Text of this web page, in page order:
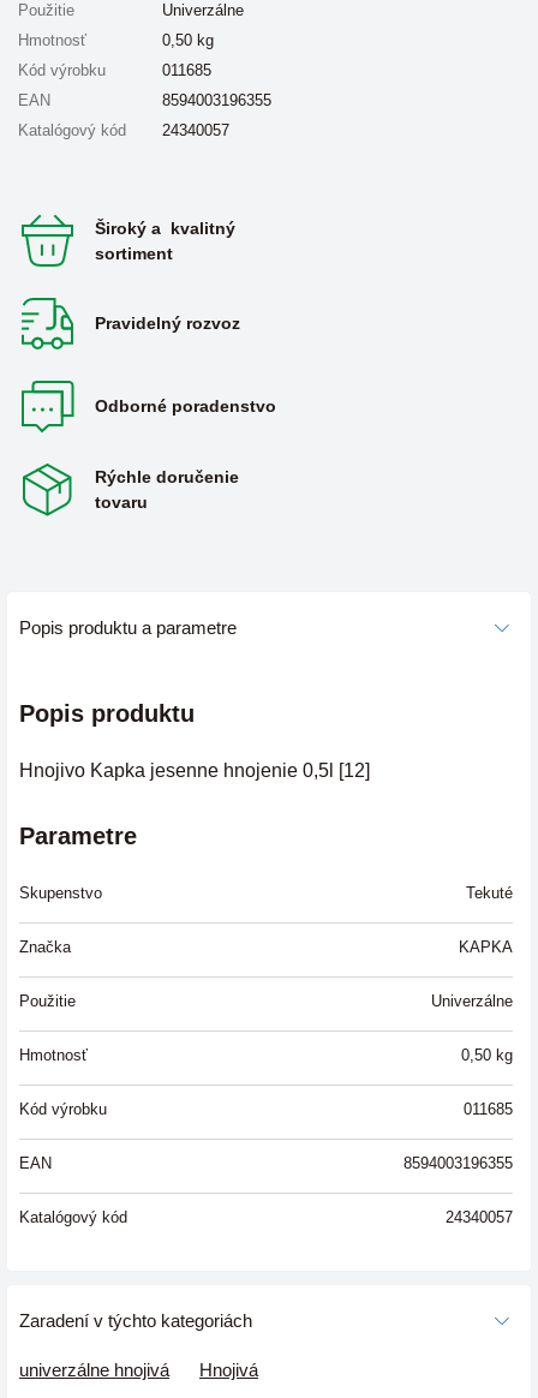
Použitie
Univerzálne
Hmotnosť
0,50 kg
Kód výrobku
011685
EAN
8594003196355
Katalógový kód
24340057
Široký a kvalitný
sortiment
Pravidelný rozvoz
Odborné poradenstvo
Rýchle doručenie
tovaru
Popis produktu a parametre
Popis produktu
Hnojivo Kapka jesenne hnojenie 0,5l [12]
Parametre
Skupenstvo Tekuté
Značka KAPKA
Použitie Univerzálne
Hmotnosť 0,50 kg
Kód výrobku 011685
EAN 8594003196355
Katalógový kód 24340057
Zaradení v týchto kategoriách
univerzálne hnojivá Hnojivá